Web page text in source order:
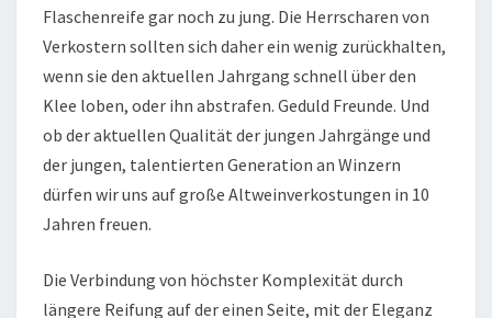
Flaschenreife gar noch zu jung. Die Herrscharen von
Verkostern sollten sich daher ein wenig zurückhalten,
wenn sie den aktuellen Jahrgang schnell über den
Klee loben, oder ihn abstrafen. Geduld Freunde. Und
ob der aktuellen Qualität der jungen Jahrgänge und
der jungen, talentierten Generation an Winzern
dürfen wir uns auf große Altweinverkostungen in 10
Jahren freuen.
Die Verbindung von höchster Komplexität durch
längere Reifung auf der einen Seite, mit der Eleganz